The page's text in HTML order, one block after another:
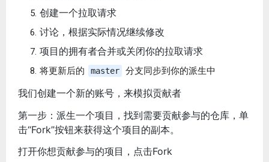
创建一个拉取请求
讨论，根据实际情况继续修改
项目的拥有者合并或关闭你的拉取请求
将更新后的 master 分支同步到你的派生中
我们创建一个新的账号，来模拟贡献者
第一步：派生一个项目，找到需要贡献参与的仓库，单
击“Fork”按钮来获得这个项目的副本。
打开你想贡献参与的项目，点击Fork